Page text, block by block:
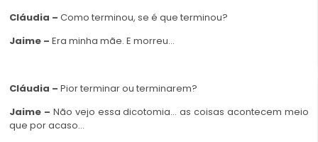
Cláudia – Como terminou, se é que terminou?
Jaime – Era minha mãe. E morreu…
Cláudia – Pior terminar ou terminarem?
Jaime – Não vejo essa dicotomia… as coisas acontecem meio
que por acaso…